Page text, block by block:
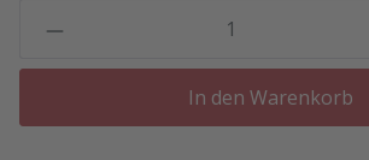
In den Warenkorb